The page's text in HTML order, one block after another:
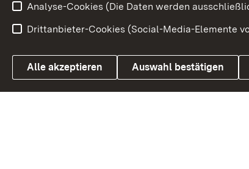
Link zum Landesportal
Analyse-Cookies (Die Daten werden
Drittanbieter-Cookies (Social-Media-Elemente
Alle akzeptieren Auswahl bestätigen